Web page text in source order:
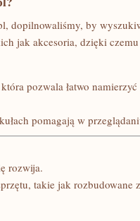
dopilnowaliśmy, by
jak akcesoria, dzięki
pozwala łatwo namierzyć
pomagają w
rozwija.
takie jak rozbudowane